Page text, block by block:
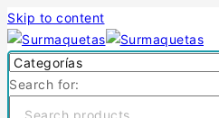
Skip to content
Search for: